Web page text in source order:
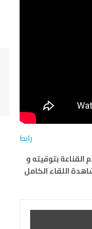
رابط
بتوقيته و
رغم أن محاوره كان يجب أن توجه للوزراء المختصين 28-12-2013 .. لمشاهدة اللقاء الكامل